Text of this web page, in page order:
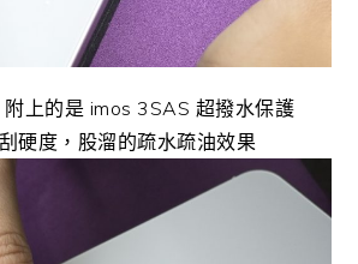
上的是 imos 3SAS 超撥水保護
硬度，股溜的疏水疏油效果